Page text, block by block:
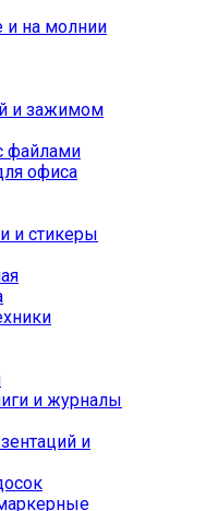
и на молнии
и зажимом
файлами
офиса
и стикеры
и журналы
и